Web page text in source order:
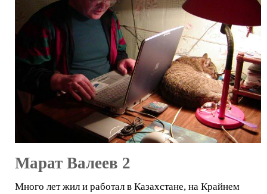
Марат Валеев 2
Много лет жил и работал в Казахстане, на Крайнем